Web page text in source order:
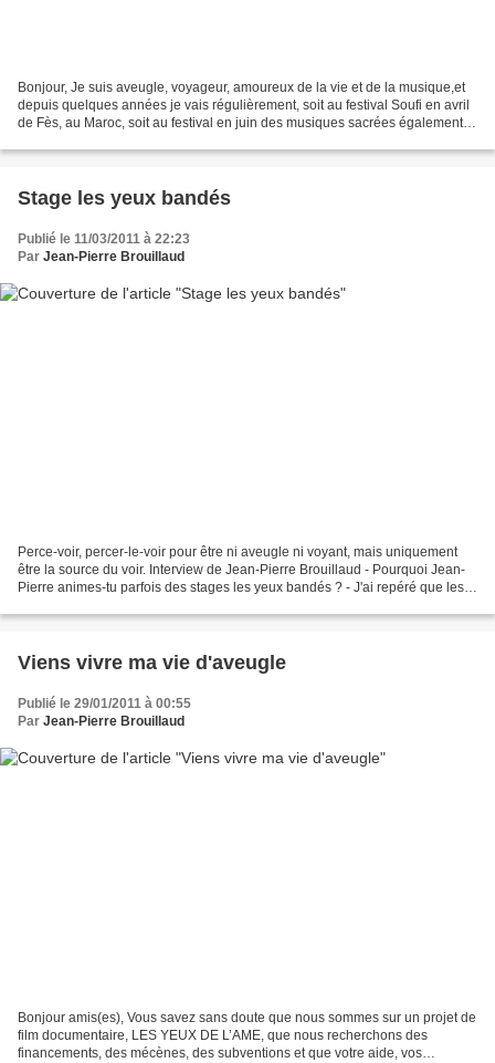
Bonjour, Je suis aveugle, voyageur, amoureux de la vie et de la musique,et
depuis quelques années je vais régulièrement, soit au festival Soufi en avril
de Fès, au Maroc, soit au festival en juin des musiques sacrées également à
Stage les yeux bandés
Publié le 11/03/2011 à 22:23
Par Jean-Pierre Brouillaud
Perce-voir, percer-le-voir pour être ni aveugle ni voyant, mais uniquement
être la source du voir. Interview de Jean-Pierre Brouillaud - Pourquoi Jean-
Pierre animes-tu parfois des stages les yeux bandés ? - J'ai repéré que les
Viens vivre ma vie d'aveugle
Publié le 29/01/2011 à 00:55
Par Jean-Pierre Brouillaud
Bonjour amis(es), Vous savez sans doute que nous sommes sur un projet de
film documentaire, LES YEUX DE L’AME, que nous recherchons des
financements, des mécènes, des subventions et que votre aide, vos